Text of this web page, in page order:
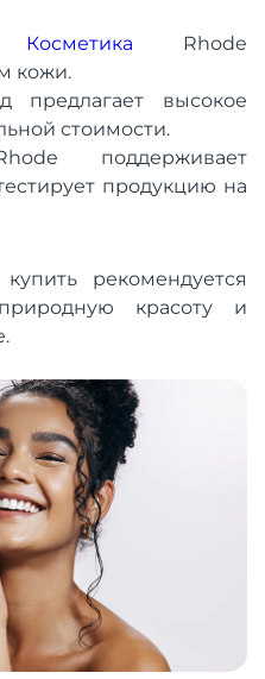
Косметика Rhode
кожи.
предлагает высокое
стоимости.
поддерживает
продукцию на
рекомендуется
красоту и